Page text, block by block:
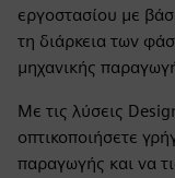
εργοστασίου με
τη διάρκεια των
μηχανικής
Με τις λύσεις
οπτικοποιήσετε
παραγωγής και να